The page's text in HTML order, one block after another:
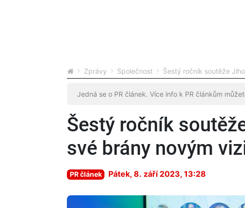
Zprávy Společnost Šestý ročník soutěže
Jedná se o PR článek. Více info k PR článkům
Šestý ročník
své brány novým
PR článek Pátek, 8. září 2023, 13:28